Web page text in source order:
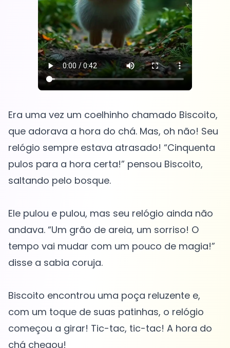
Era uma vez um coelhinho chamado Biscoito,
que adorava a hora do chá. Mas, oh não! Seu
relógio sempre estava atrasado! “Cinquenta
pulos para a hora certa!” pensou Biscoito,
saltando pelo bosque.
Ele pulou e pulou, mas seu relógio ainda não
andava. “Um grão de areia, um sorriso! O
tempo vai mudar com um pouco de magia!”
disse a sabia coruja.
Biscoito encontrou uma poça reluzente e,
com um toque de suas patinhas, o relógio
começou a girar! Tic-tac, tic-tac! A hora do
chá chegou!